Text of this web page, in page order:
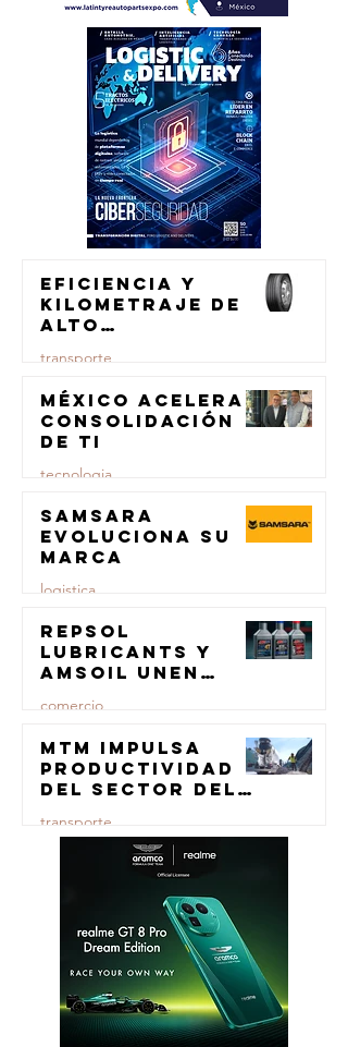
Eficiencia y
kilometraje de
alto
para el
transporte de
carga
transporte
23 jul
México acelera
consolidación
de TI
tecnologia
23 jul
Samsara
evoluciona su
marca
logistica
23 jul
Repsol
Lubricants y
AMSOIL unen
lubricación
comercio
23 jul
MTM impulsa
productividad
del sector del
manufactura
certificada
transporte